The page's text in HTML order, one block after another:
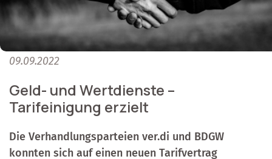
09.09.2022
Geld- und Wertdienste –
Tarifeinigung erzielt
Die Verhandlungsparteien ver.di und BDGW
konnten sich auf einen neuen Tarifvertrag